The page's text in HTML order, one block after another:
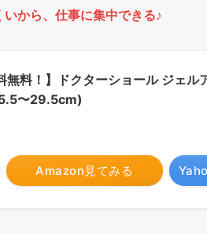
から、仕事に集中できる♪
無料！】ドクターショール ジェル
〜29.5cm)
Amazon見てみる